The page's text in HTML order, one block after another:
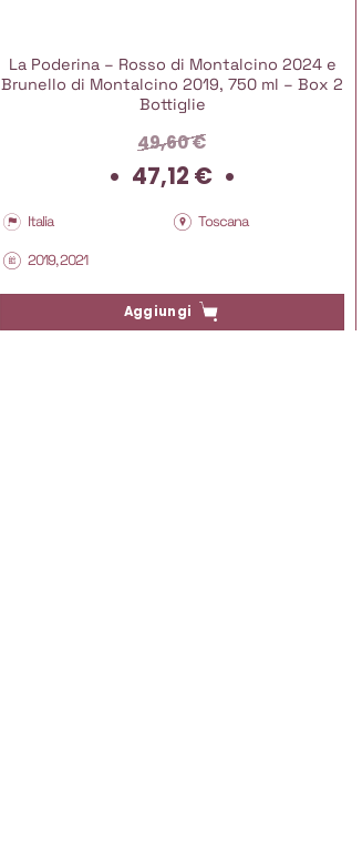
La Poderina – Rosso di Montalcino 2024 e
Brunello di Montalcino 2019, 750 ml – Box 2
Bottiglie
49,60€
prezzo
originale
47,12 €
attuale
Italia Toscana
2019, 2021
Aggiungi